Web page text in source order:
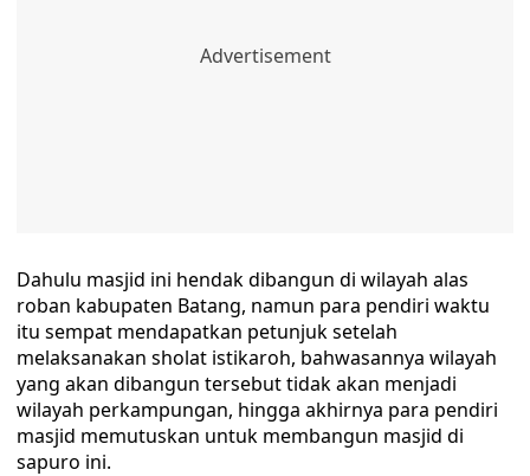
Dahulu masjid ini hendak dibangun di wilayah alas
roban kabupaten Batang, namun para pendiri waktu
itu sempat mendapatkan petunjuk setelah
melaksanakan sholat istikaroh, bahwasannya wilayah
yang akan dibangun tersebut tidak akan menjadi
wilayah perkampungan, hingga akhirnya para pendiri
masjid memutuskan untuk membangun masjid di
sapuro ini.